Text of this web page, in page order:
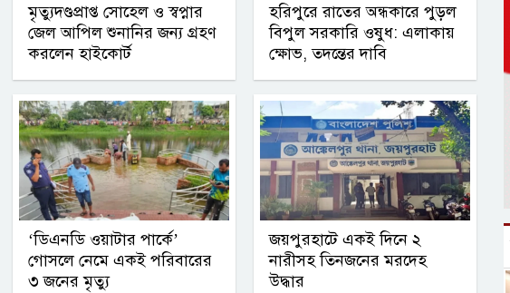
মৃত্যুদণ্ডপ্রাপ্ত সোহেল ও স্বপ্নার
জেল আপিল শুনানির জন্য গ্রহণ
করলেন হাইকোর্ট
‘ডিএনডি ওয়াটার পার্কে’
গোসলে নেমে একই পরিবারের
৩ জনের মৃত্যু
হরিপুরে রাতের অন্ধকারে পুড়ল
বিপুল সরকারি ওষুধ: এলাকায়
ক্ষোভ, তদন্তের দাবি
জয়পুরহাটে একই দিনে ২
নারীসহ তিনজনের মরদেহ
উদ্ধার